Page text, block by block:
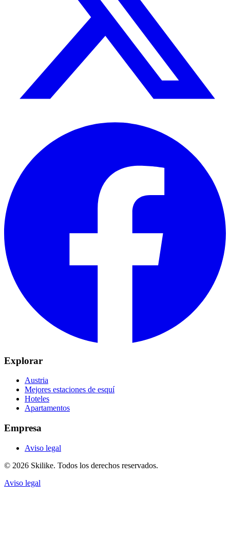
Explorar
Austria
Mejores estaciones de esquí
Hoteles
Apartamentos
Empresa
Aviso legal
© 2026 Skilike. Todos los derechos reservados.
Aviso legal